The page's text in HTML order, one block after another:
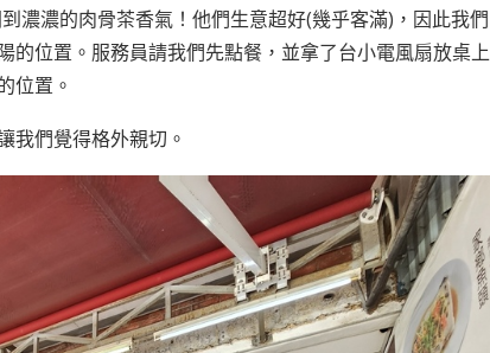
濃濃的肉骨茶香氣！他們生意超好(幾乎客滿)，因此我們
位置。服務員請我們先點餐，並拿了台小電風扇放桌上
位置。
我們覺得格外親切。